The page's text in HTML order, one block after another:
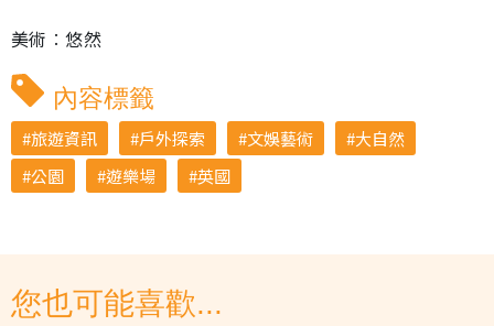
美術︰悠然
內容標籤
旅遊資訊 戶外探索 文娛藝術
大自然
公園
遊樂場 英國
您也可能喜歡...